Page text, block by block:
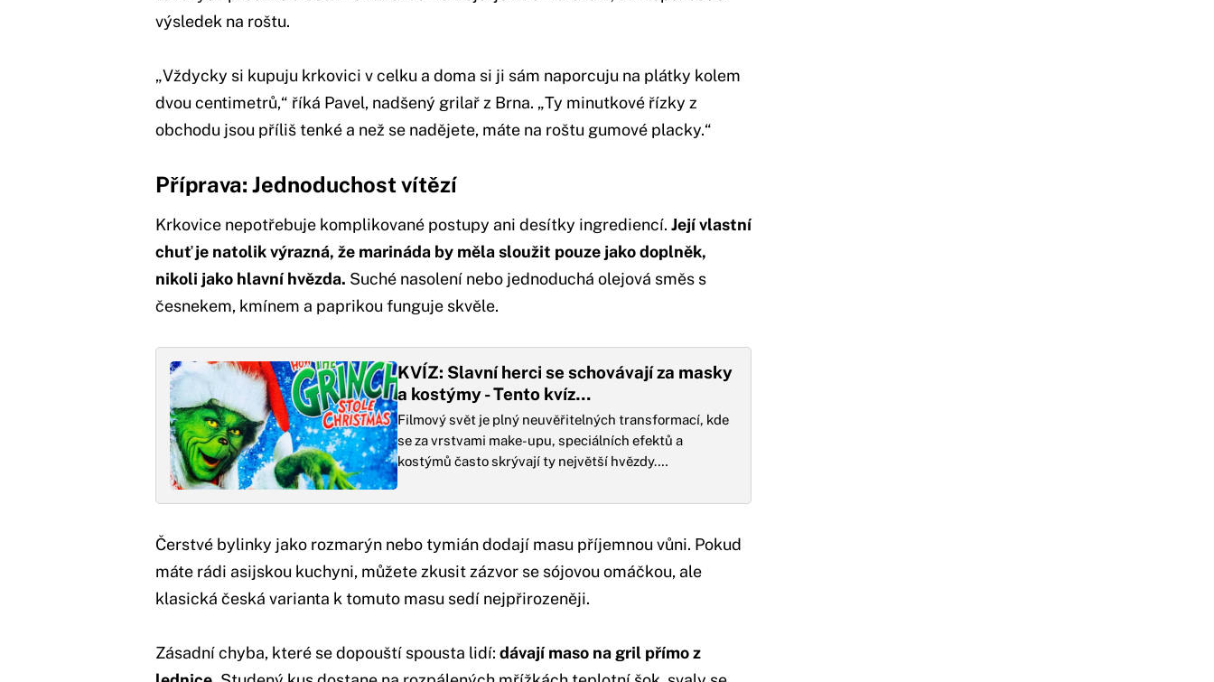
výsledek na roštu.
„Vždycky si kupuju krkovici v celku a doma si ji sám naporcuju na plátky kolem
dvou centimetrů,“ říká Pavel, nadšený grilař z Brna. „Ty minutkové řízky z
obchodu jsou příliš tenké a než se nadějete, máte na roštu gumové placky.“
Příprava: Jednoduchost vítězí
Krkovice nepotřebuje komplikované postupy ani desítky ingrediencí. Její vlastní
chuť je natolik výrazná, že marináda by měla sloužit pouze jako doplněk,
nikoli jako hlavní hvězda. Suché nasolení nebo jednoduchá olejová směs s
česnekem, kmínem a paprikou funguje skvěle.
KVÍZ: Slavní herci se schovávají za masky
a kostýmy - Tento kvíz…
Filmový svět je plný neuvěřitelných transformací, kde
se za vrstvami make-upu, speciálních efektů a
kostýmů často skrývají ty největší hvězdy.…
Čerstvé bylinky jako rozmarýn nebo tymián dodají masu příjemnou vůni. Pokud
máte rádi asijskou kuchyni, můžete zkusit zázvor se sójovou omáčkou, ale
klasická česká varianta k tomuto masu sedí nejpřirozeněji.
Zásadní chyba, které se dopouští spousta lidí: dávají maso na gril přímo z